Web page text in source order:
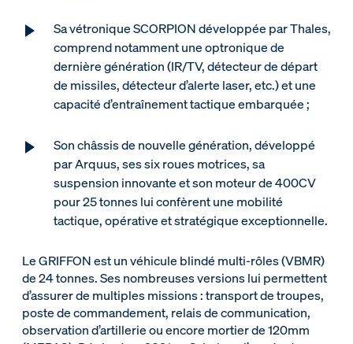
Sa vétronique SCORPION développée par Thales,
comprend notamment une optronique de
dernière génération (IR/TV, détecteur de départ
de missiles, détecteur d’alerte laser, etc.) et une
capacité d’entraînement tactique embarquée ;
Son châssis de nouvelle génération, développé
par Arquus, ses six roues motrices, sa
suspension innovante et son moteur de 400CV
pour 25 tonnes lui confèrent une mobilité
tactique, opérative et stratégique exceptionnelle.
Le GRIFFON est un véhicule blindé multi-rôles (VBMR)
de 24 tonnes. Ses nombreuses versions lui permettent
d’assurer de multiples missions : transport de troupes,
poste de commandement, relais de communication,
observation d’artillerie ou encore mortier de 120mm